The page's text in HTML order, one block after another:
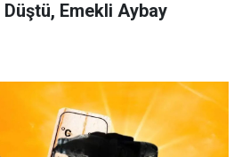
Emekli Aybay